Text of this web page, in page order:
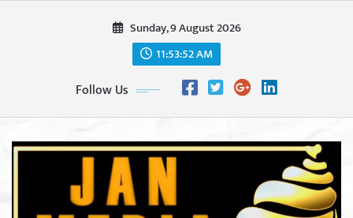
Sunday, 9 August 2026
11:53:53 AM
Follow Us